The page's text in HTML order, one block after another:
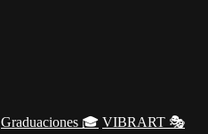
Graduaciones 🎓 VIBRART 🎭